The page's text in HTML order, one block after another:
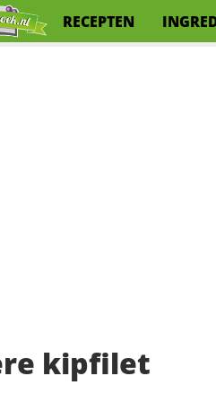
RECEPTEN
kipfilet